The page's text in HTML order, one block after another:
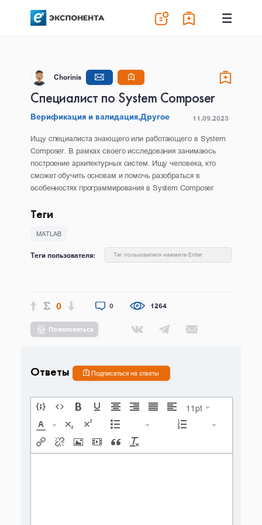
Chorinis
Специалист по System Composer
Верификация и валидация,Другое 11.09.2023
Ищу специалиста знающего или работающего в System
Composer. В рамках своего исследования занимаюсь
построение архитектурных систем. Ищу человека, кто
сможет обучить основам и помочь разобраться в
особенностях программирования в System Composer
Теги
MATLAB
Теги пользователя: Тег пользователя нажмите Enter
0 0 1264
Пожаловаться
Ответы Подписаться на ответы
11pt